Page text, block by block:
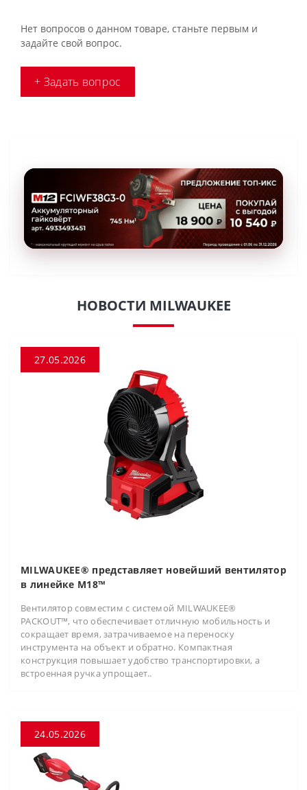
Нет вопросов о данном товаре, станьте первым и
задайте свой вопрос.
+ Задать вопрос
НОВОСТИ MILWAUKEE
27.05.2026
MILWAUKEE® представляет новейший вентилятор
в линейке M18™
Вентилятор совместим с системой MILWAUKEE®
PACKOUT™, что обеспечивает отличную мобильность и
сокращает время, затрачиваемое на переноску
инструмента на объект и обратно. Компактная
конструкция повышает удобство транспортировки, а
встроенная ручка упрощает..
24.05.2026